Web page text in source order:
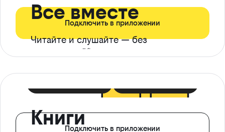
Все вместе
Читайте и слушайте — без
ограничений*
Подключить в приложении
КнигиПодключить в приложении